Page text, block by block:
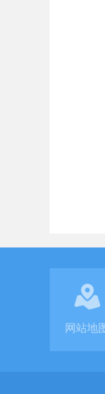
网站地